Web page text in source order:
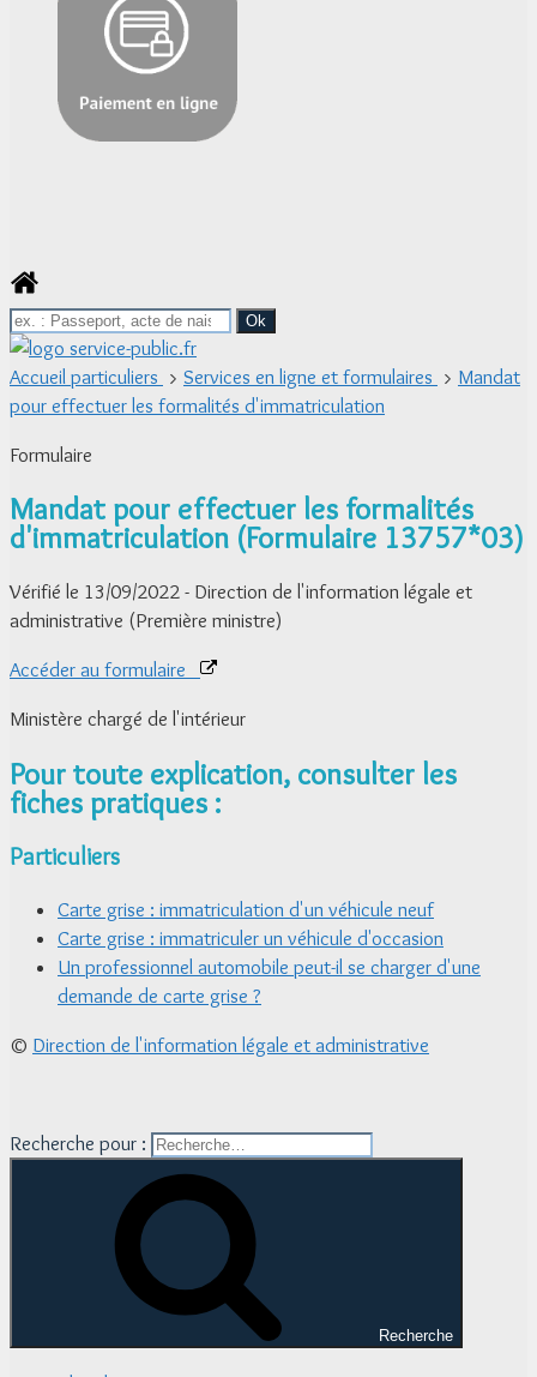
Accueil particuliers > Services en ligne et formulaires > Mandat
pour effectuer les formalités d'immatriculation
Formulaire
Mandat pour effectuer les formalités
d'immatriculation (Formulaire 13757*03)
Vérifié le 13/09/2022 - Direction de l'information légale et
administrative (Première ministre)
Accéder au formulaire
Ministère chargé de l'intérieur
Pour toute explication, consulter les
fiches pratiques :
Particuliers
Carte grise : immatriculation d'un véhicule neuf
Carte grise : immatriculer un véhicule d'occasion
Un professionnel automobile peut-il se charger d'une
demande de carte grise ?
© Direction de l'information légale et administrative
Recherche pour :
Recherche